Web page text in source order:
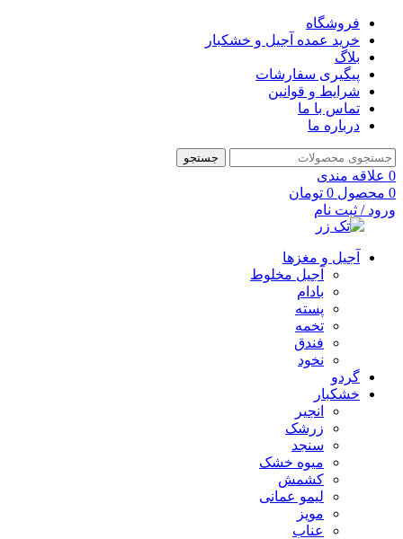
فروشگاه
خرید عمده آجیل و خشکبار
بلاگ
پیگیری سفارشات
شرایط و قوانین
تماس با ما
درباره ما
جستجو
0 علاقه مندی
0 محصول 0 تومان
ورود / ثبت نام
آجیل و مغزها
آجیل مخلوط
بادام
پسته
تخمه
فندق
نخود
گردو
خشکبار
انجیر
زرشک
سنجد
میوه خشک
کشمش
لیمو عمانی
مویز
عناب